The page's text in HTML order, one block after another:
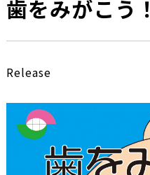
歯をみがこう！
Release